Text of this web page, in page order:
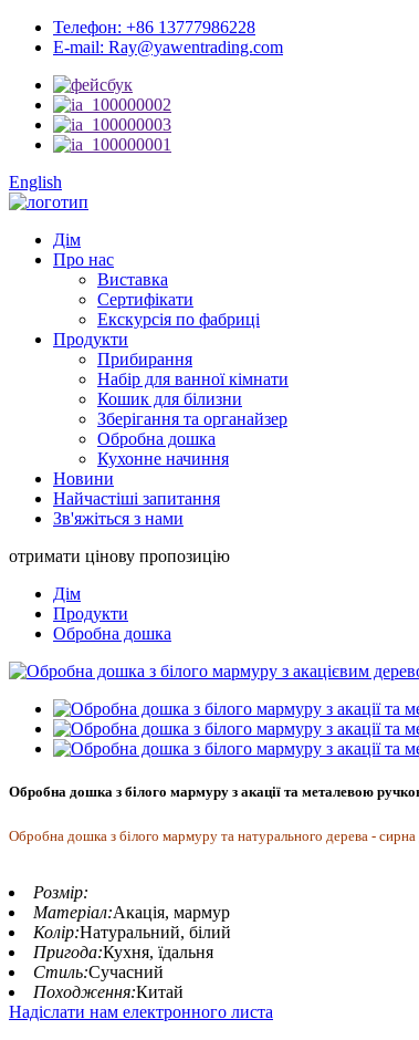
Телефон: +86 13777986228
E-mail: Ray@yawentrading.com
English
Дім
Про нас
Виставка
Сертифікати
Екскурсія по фабриці
Продукти
Прибирання
Набір для ванної кімнати
Кошик для білизни
Зберігання та органайзер
Обробна дошка
Кухонне начиння
Новини
Найчастіші запитання
Зв'яжіться з нами
отримати цінову пропозицію
Дім
Продукти
Обробна дошка
Обробна дошка з білого мармуру з акації та металевою
Обробна дошка з білого мармуру та натурального дерева -
Розмір:
Матеріал:Акація, мармур
Колір:Натуральний, білий
Пригода:Кухня, їдальня
Стиль:Сучасний
Походження:Китай
Надіслати нам електронного листа